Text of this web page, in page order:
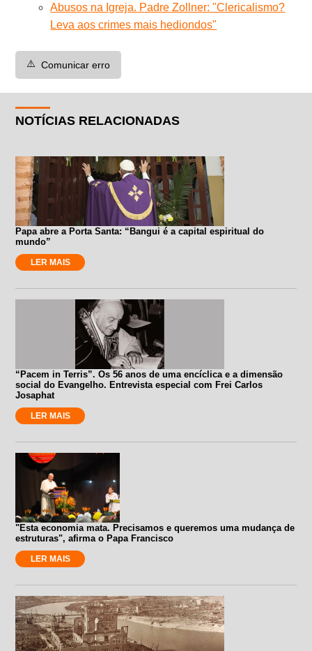
Abusos na Igreja. Padre Zollner: "Clericalismo?
Leva aos crimes mais hediondos"
⚠️ Comunicar erro
NOTÍCIAS RELACIONADAS
Papa abre a Porta Santa: “Bangui é a capital espiritual do
mundo”
LER MAIS
“Pacem in Terris”. Os 56 anos de uma encíclica e a dimensão
social do Evangelho. Entrevista especial com Frei Carlos
Josaphat
LER MAIS
"Esta economia mata. Precisamos e queremos uma mudança de
estruturas", afirma o Papa Francisco
LER MAIS